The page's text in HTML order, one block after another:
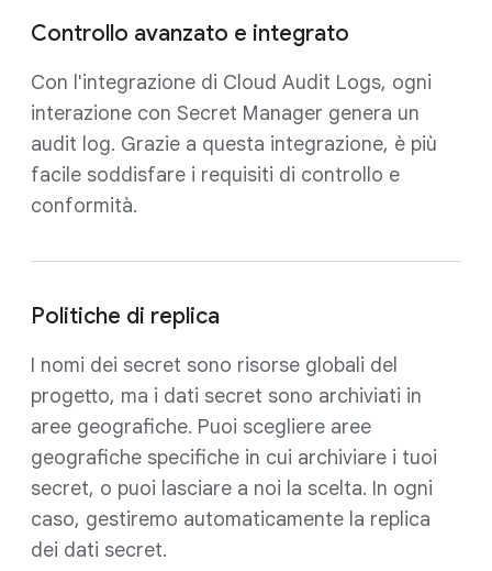
Controllo avanzato e integrato
Con l'integrazione di Cloud Audit Logs, ogni
interazione con Secret Manager genera un
audit log. Grazie a questa integrazione, è più
facile soddisfare i requisiti di controllo e
conformità.
Politiche di replica
I nomi dei secret sono risorse globali del
progetto, ma i dati secret sono archiviati in
aree geografiche. Puoi scegliere aree
geografiche specifiche in cui archiviare i tuoi
secret, o puoi lasciare a noi la scelta. In ogni
caso, gestiremo automaticamente la replica
dei dati secret.